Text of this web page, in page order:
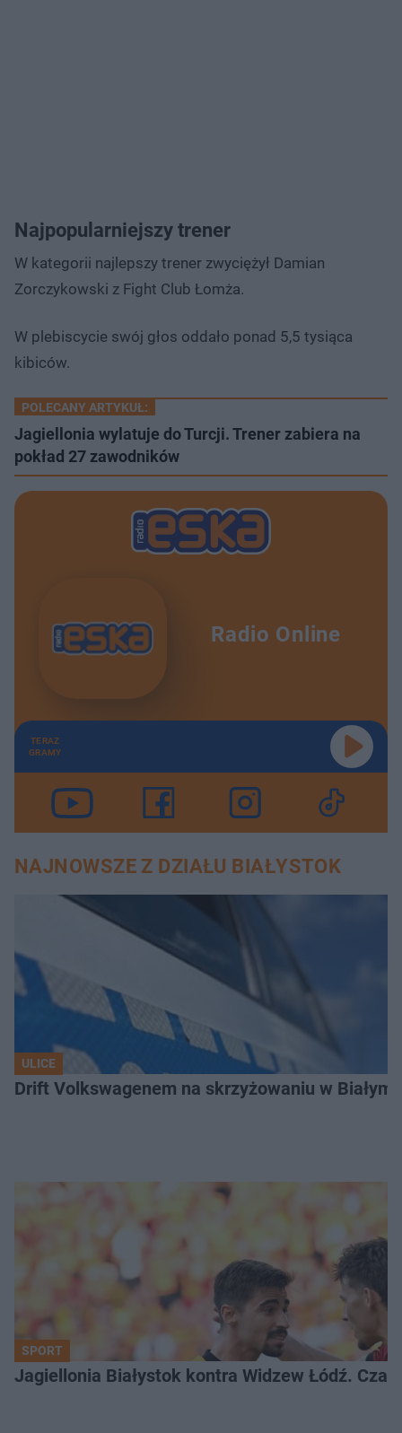
Najpopularniejszy trener
W kategorii najlepszy trener zwyciężył Damian
Zorczykowski z Fight Club Łomża.
W plebiscycie swój głos oddało ponad 5,5 tysiąca
kibiców.
POLECANY ARTYKUŁ:
Jagiellonia wylatuje do Turcji. Trener zabiera na
pokład 27 zawodników
Radio Online
TERAZ
GRAMY
NAJNOWSZE Z DZIAŁU BIAŁYSTOK
ULICE
Drift Volkswagenem na skrzyżowaniu w
SPORT
Jagiellonia Białystok kontra Widzew Łódź.